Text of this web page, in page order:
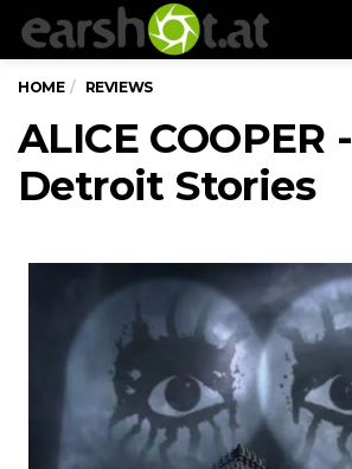
HOME REVIEWS
ALICE COOPER -
Detroit Stories